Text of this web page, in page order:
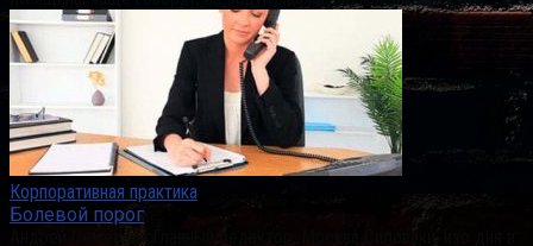
Корпоративная практика
Болевой порог